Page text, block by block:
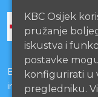
Bolnice s kojima je
integraciji
KBC Osijek
pružanje
iskustva i
postavke
konfigurirati u
pregledniku.